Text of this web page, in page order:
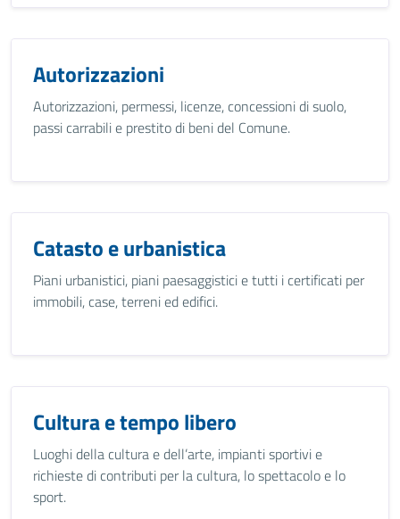
Autorizzazioni
Autorizzazioni, permessi, licenze, concessioni di suolo,
passi carrabili e prestito di beni del Comune.
Catasto e urbanistica
Piani urbanistici, piani paesaggistici e tutti i certificati per
immobili, case, terreni ed edifici.
Cultura e tempo libero
Luoghi della cultura e dell’arte, impianti sportivi e
richieste di contributi per la cultura, lo spettacolo e lo
sport.